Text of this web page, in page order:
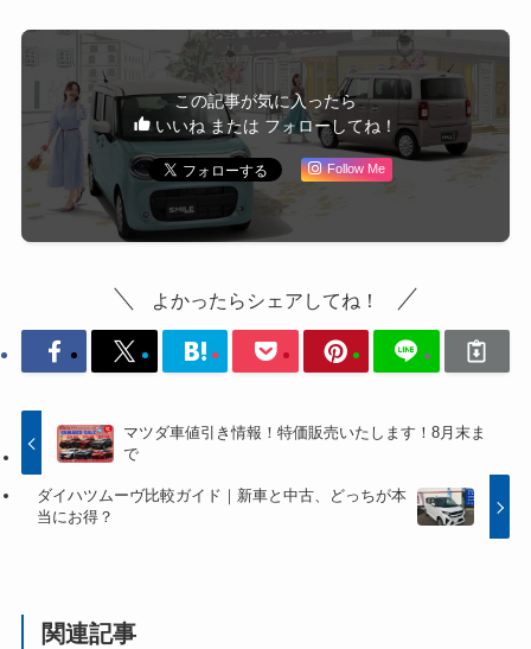
この記事が気に入ったら
いいね または フォローしてね！
Follow Me
よかったらシェアしてね！
マツダ車値引き情報！特価販売いたします！8月末ま
で
ダイハツムーヴ比較ガイド｜新車と中古、どっちが本
当にお得？
関連記事